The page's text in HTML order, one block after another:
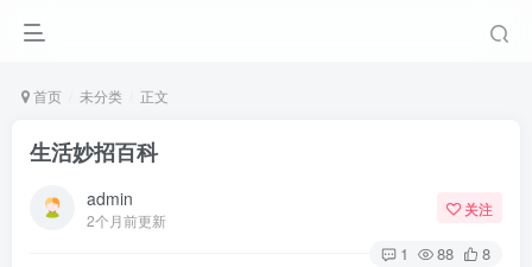
首页 未分类 正文
生活妙招百科
admin
2个月前更新
关注
1 88 8